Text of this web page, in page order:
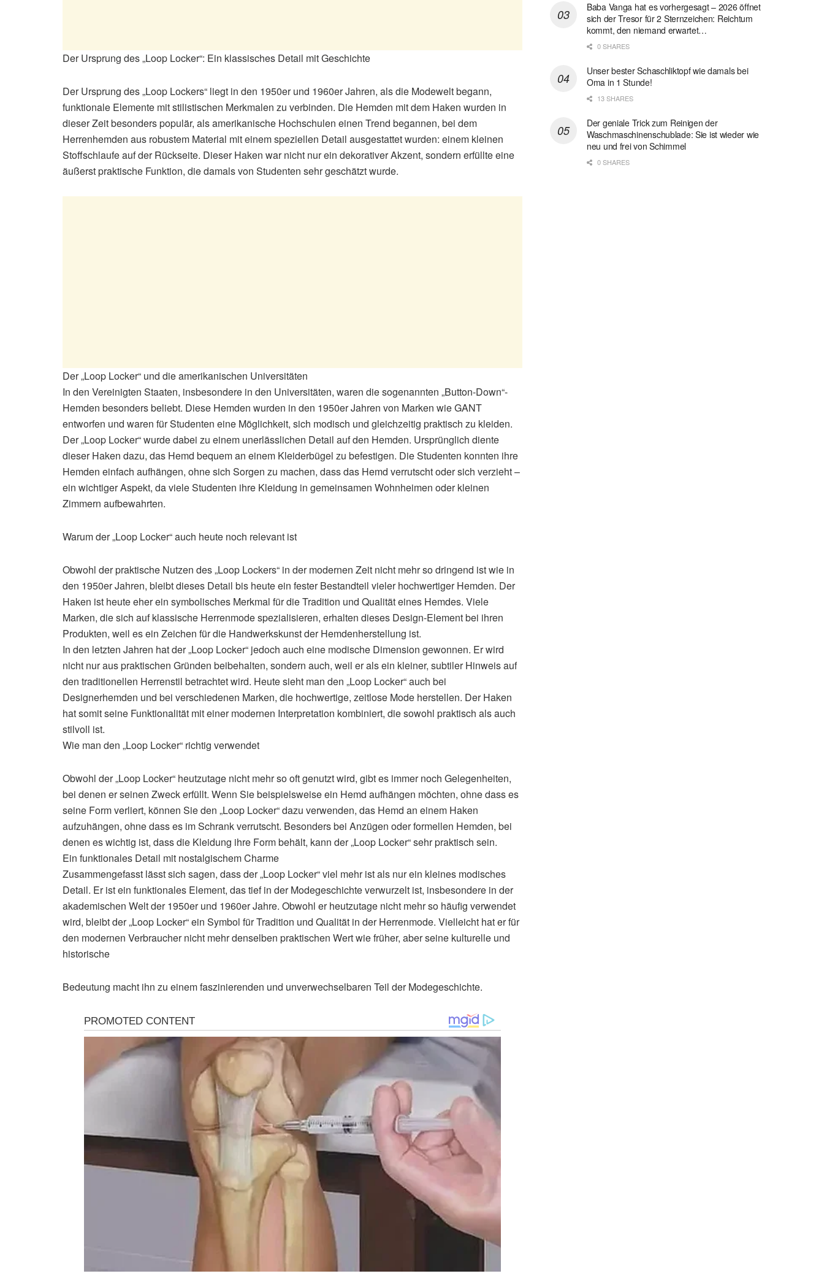
Der Ursprung des „Loop Locker“: Ein klassisches Detail mit Geschichte
Der Ursprung des „Loop Lockers“ liegt in den 1950er und 1960er Jahren, als die Modewelt begann,
funktionale Elemente mit stilistischen Merkmalen zu verbinden. Die Hemden mit dem Haken wurden in
dieser Zeit besonders populär, als amerikanische Hochschulen einen Trend begannen, bei dem
Herrenhemden aus robustem Material mit einem speziellen Detail ausgestattet wurden: einem kleinen
Stoffschlaufe auf der Rückseite. Dieser Haken war nicht nur ein dekorativer Akzent, sondern erfüllte eine
äußerst praktische Funktion, die damals von Studenten sehr geschätzt wurde.
Der „Loop Locker“ und die amerikanischen Universitäten
In den Vereinigten Staaten, insbesondere in den Universitäten, waren die sogenannten „Button-Down“-
Hemden besonders beliebt. Diese Hemden wurden in den 1950er Jahren von Marken wie GANT
entworfen und waren für Studenten eine Möglichkeit, sich modisch und gleichzeitig praktisch zu kleiden.
Der „Loop Locker“ wurde dabei zu einem unerlässlichen Detail auf den Hemden. Ursprünglich diente
dieser Haken dazu, das Hemd bequem an einem Kleiderbügel zu befestigen. Die Studenten konnten ihre
Hemden einfach aufhängen, ohne sich Sorgen zu machen, dass das Hemd verrutscht oder sich verzieht –
ein wichtiger Aspekt, da viele Studenten ihre Kleidung in gemeinsamen Wohnheimen oder kleinen
Zimmern aufbewahrten.
Warum der „Loop Locker“ auch heute noch relevant ist
Obwohl der praktische Nutzen des „Loop Lockers“ in der modernen Zeit nicht mehr so dringend ist wie in
den 1950er Jahren, bleibt dieses Detail bis heute ein fester Bestandteil vieler hochwertiger Hemden. Der
Haken ist heute eher ein symbolisches Merkmal für die Tradition und Qualität eines Hemdes. Viele
Marken, die sich auf klassische Herrenmode spezialisieren, erhalten dieses Design-Element bei ihren
Produkten, weil es ein Zeichen für die Handwerkskunst der Hemdenherstellung ist.
In den letzten Jahren hat der „Loop Locker“ jedoch auch eine modische Dimension gewonnen. Er wird
nicht nur aus praktischen Gründen beibehalten, sondern auch, weil er als ein kleiner, subtiler Hinweis auf
den traditionellen Herrenstil betrachtet wird. Heute sieht man den „Loop Locker“ auch bei
Designerhemden und bei verschiedenen Marken, die hochwertige, zeitlose Mode herstellen. Der Haken
hat somit seine Funktionalität mit einer modernen Interpretation kombiniert, die sowohl praktisch als auch
stilvoll ist.
Wie man den „Loop Locker“ richtig verwendet
Obwohl der „Loop Locker“ heutzutage nicht mehr so oft genutzt wird, gibt es immer noch Gelegenheiten,
bei denen er seinen Zweck erfüllt. Wenn Sie beispielsweise ein Hemd aufhängen möchten, ohne dass es
seine Form verliert, können Sie den „Loop Locker“ dazu verwenden, das Hemd an einem Haken
aufzuhängen, ohne dass es im Schrank verrutscht. Besonders bei Anzügen oder formellen Hemden, bei
denen es wichtig ist, dass die Kleidung ihre Form behält, kann der „Loop Locker“ sehr praktisch sein.
Ein funktionales Detail mit nostalgischem Charme
Zusammengefasst lässt sich sagen, dass der „Loop Locker“ viel mehr ist als nur ein kleines modisches
Detail. Er ist ein funktionales Element, das tief in der Modegeschichte verwurzelt ist, insbesondere in der
akademischen Welt der 1950er und 1960er Jahre. Obwohl er heutzutage nicht mehr so häufig verwendet
wird, bleibt der „Loop Locker“ ein Symbol für Tradition und Qualität in der Herrenmode. Vielleicht hat er für
den modernen Verbraucher nicht mehr denselben praktischen Wert wie früher, aber seine kulturelle und
historische
Bedeutung macht ihn zu einem faszinierenden und unverwechselbaren Teil der Modegeschichte.
Baba Vanga hat es vorhergesagt – 2026 öffnet
sich der Tresor für 2 Sternzeichen: Reichtum
kommt, den niemand erwartet…
0 SHARES
Unser bester Schaschliktopf wie damals bei
Oma in 1 Stunde!
13 SHARES
Der geniale Trick zum Reinigen der
Waschmaschinenschublade: Sie ist wieder wie
neu und frei von Schimmel
0 SHARES